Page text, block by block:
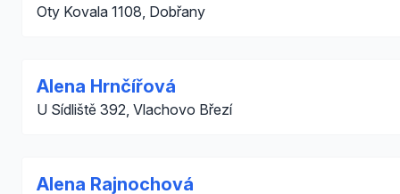
Oty Kovala 1108, Dobřany
Alena Hrnčířová
U Sídliště 392, Vlachovo Březí
Alena Rajnochová